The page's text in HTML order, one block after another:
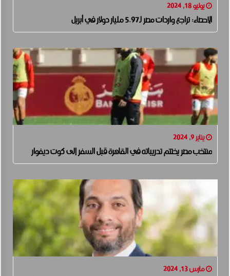
يوليو 18, 2024
الإحصاء: تراجع واردات مصر لـ5.97 مليار دولار في أبريل
يناير 9, 2024
منتخب مصر يختتم تدريباته في القاهرة قبل السفر إلى كوت ديفوار
مارس 13, 2024